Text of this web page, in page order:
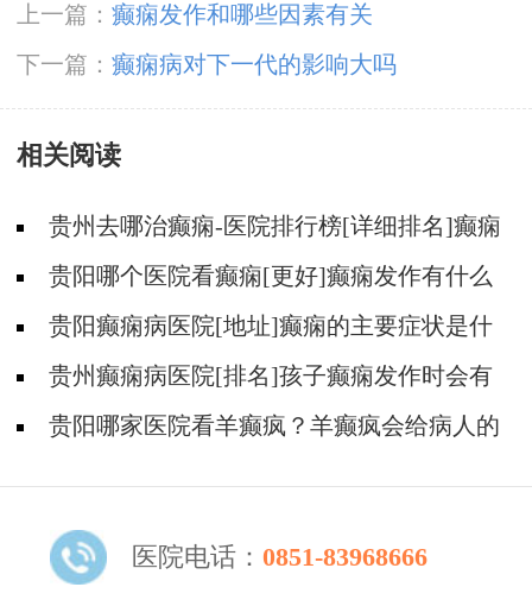
上一篇： 癫痫发作和哪些因素有关
下一篇： 癫痫病对下一代的影响大吗
相关阅读
贵州去哪治癫痫-医院排行榜[详细排名]癫痫
会导致病人精神失常吗?
贵阳哪个医院看癫痫[更好]癫痫发作有什么
症状表现?
贵阳癫痫病医院[地址]癫痫的主要症状是什
么?贵州癫痫病医院[排名]孩子癫痫发作时会有
什么症状?
贵阳哪家医院看羊癫疯？羊癫疯会给病人的
医院电话： 0851-83968666